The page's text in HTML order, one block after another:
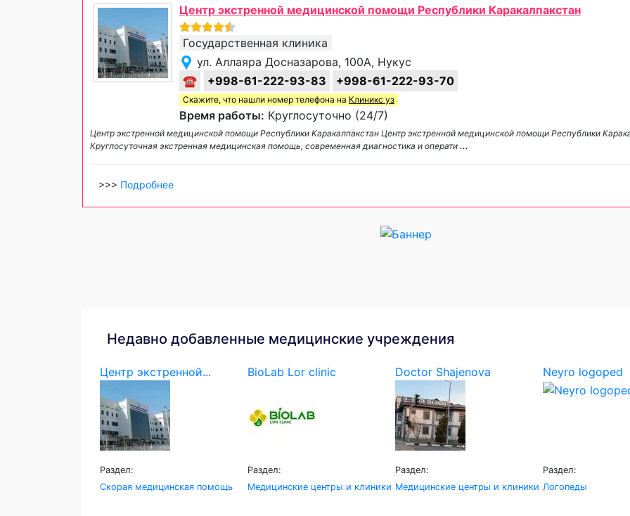
Центр экстренной медицинской помощи Республики Каракалпакстан
Государственная клиника
ул. Аллаяра Досназарова, 100А, Нукус
☎
+998-61-222-93-83 +998-61-222-93-70
Скажите, что нашли номер телефона на Клиникс уз
Время работы: Круглосуточно (24/7)
Центр экстренной медицинской помощи Республики Каракалпакстан Центр экстренной медицинской помощи Республики
Круглосуточная экстренная медицинская помощь, современная диагностика и операти ...
>>> Подробнее
Недавно добавленные медицинские учреждения
Центр экстренной...
Раздел:
Скорая медицинская помощь
BioLab Lor clinic
Раздел:
Медицинские центры и клиники
Doctor Shajenova
Раздел:
Медицинские центры и клиники
Neyro logoped
Раздел:
Логопеды